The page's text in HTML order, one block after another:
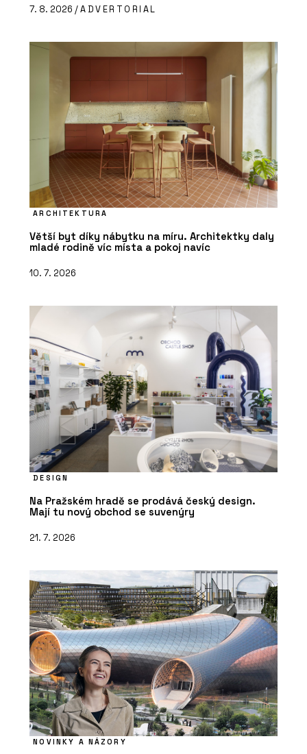
7. 8. 2026 /ADVERTORIAL
ARCHITEKTURA
Větší byt díky nábytku na míru. Architektky daly
mladé rodině víc místa a pokoj navíc
10. 7. 2026
DESIGN
Na Pražském hradě se prodává český design.
Mají tu nový obchod se suvenýry
21. 7. 2026
NOVINKY A NÁZORY